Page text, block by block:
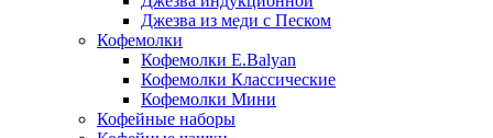
Джезва из меди с Песком
Кофемолки
Кофемолки E.Balyan
Кофемолки Классические
Кофемолки Мини
Кофейные наборы